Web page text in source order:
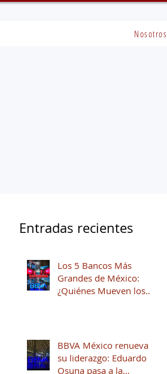
Nosotros
Entradas recientes
Los 5 Bancos Más
Grandes de México:
¿Quiénes Mueven los
BBVA México renueva
su liderazgo: Eduardo
Osuna pasa a la